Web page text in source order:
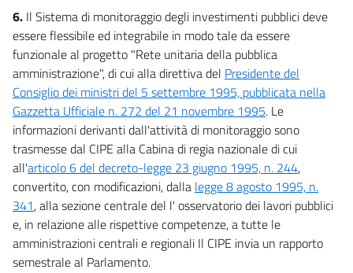
6. Il Sistema di monitoraggio degli investimenti pubblici deve
essere flessibile ed integrabile in modo tale da essere
funzionale al progetto "Rete unitaria della pubblica
amministrazione", di cui alla direttiva del Presidente del
Consiglio dei ministri del 5 settembre 1995, pubblicata nella
Gazzetta Ufficiale n. 272 del 21 novembre 1995. Le
informazioni derivanti dall'attività di monitoraggio sono
trasmesse dal CIPE alla Cabina di regia nazionale di cui
all'articolo 6 del decreto-legge 23 giugno 1995, n. 244,
convertito, con modificazioni, dalla legge 8 agosto 1995, n.
341, alla sezione centrale del l' osservatorio dei lavori pubblici
e, in relazione alle rispettive competenze, a tutte le
amministrazioni centrali e regionali Il CIPE invia un rapporto
semestrale al Parlamento.